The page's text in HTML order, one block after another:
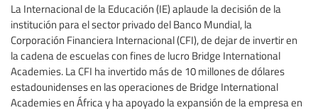
La Internacional de la Educación (IE) aplaude la decisión de la
institución para el sector privado del Banco Mundial, la
Corporación Financiera Internacional (CFI), de dejar de invertir en
la cadena de escuelas con fines de lucro Bridge International
Academies. La CFI ha invertido más de 10 millones de dólares
estadounidenses en las operaciones de Bridge International
Academies en África y ha apoyado la expansión de la empresa en